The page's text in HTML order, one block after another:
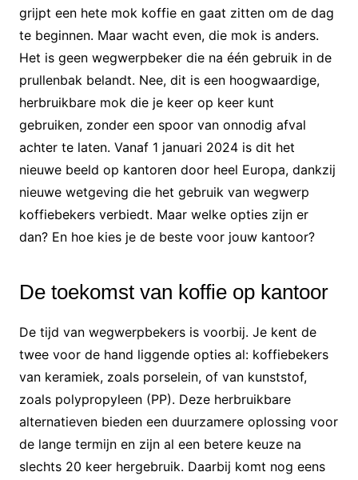
grijpt een hete mok koffie en gaat zitten om de dag
te beginnen. Maar wacht even, die mok is anders.
Het is geen wegwerpbeker die na één gebruik in de
prullenbak belandt. Nee, dit is een hoogwaardige,
herbruikbare mok die je keer op keer kunt
gebruiken, zonder een spoor van onnodig afval
achter te laten. Vanaf 1 januari 2024 is dit het
nieuwe beeld op kantoren door heel Europa, dankzij
nieuwe wetgeving die het gebruik van wegwerp
koffiebekers verbiedt. Maar welke opties zijn er
dan? En hoe kies je de beste voor jouw kantoor?
De toekomst van koffie op kantoor
De tijd van wegwerpbekers is voorbij. Je kent de
twee voor de hand liggende opties al: koffiebekers
van keramiek, zoals porselein, of van kunststof,
zoals polypropyleen (PP). Deze herbruikbare
alternatieven bieden een duurzamere oplossing voor
de lange termijn en zijn al een betere keuze na
slechts 20 keer hergebruik. Daarbij komt nog eens